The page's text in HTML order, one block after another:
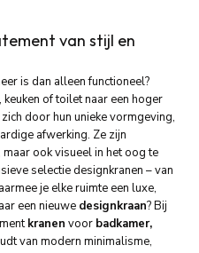
van stijl en
is dan alleen functioneel?
of toilet naar een hoger
door hun unieke vormgeving,
afwerking. Ze zijn
ook visueel in het oog te
selectie designkranen – van
je elke ruimte een luxe,
een nieuwe designkraan? Bij
kranen voor badkamer,
van modern minimalisme,